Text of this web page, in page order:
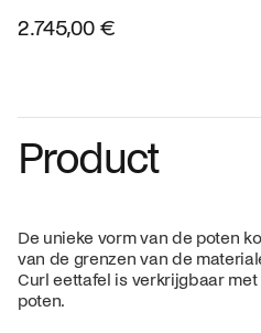
2.745,00 €
Product
De unieke vorm van de poten
van de grenzen van de
Curl eettafel is verkrijgbaar
poten.